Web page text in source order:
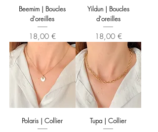
Beemim | Boucles
d'oreilles
Prix
18,00 €
Yildun | Boucles
d'oreilles
Prix
18,00 €
Polaris | Collier Tupa | Collier